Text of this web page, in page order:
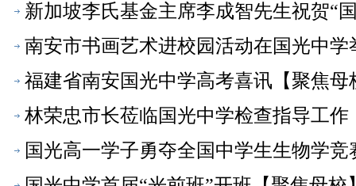
新加坡李氏基金主席李成智先生祝贺“
南安市书画艺术进校园活动在国光中学
福建省南安国光中学高考喜讯【聚焦母
林荣忠市长莅临国光中学检查指导工作
国光高一学子勇夺全国中学生生物学